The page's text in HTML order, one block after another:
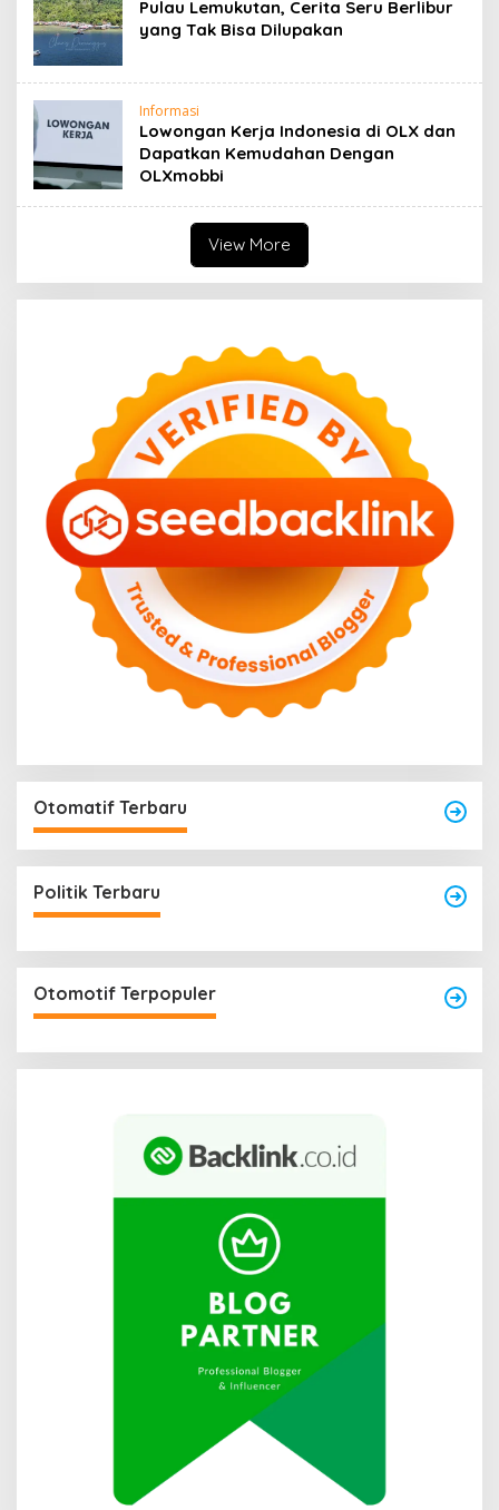
Pulau Lemukutan, Cerita Seru Berlibur
yang Tak Bisa Dilupakan
Informasi
Lowongan Kerja Indonesia di OLX dan
Dapatkan Kemudahan Dengan
OLXmobbi
View More
Otomatif Terbaru
Politik Terbaru
Otomotif Terpopuler